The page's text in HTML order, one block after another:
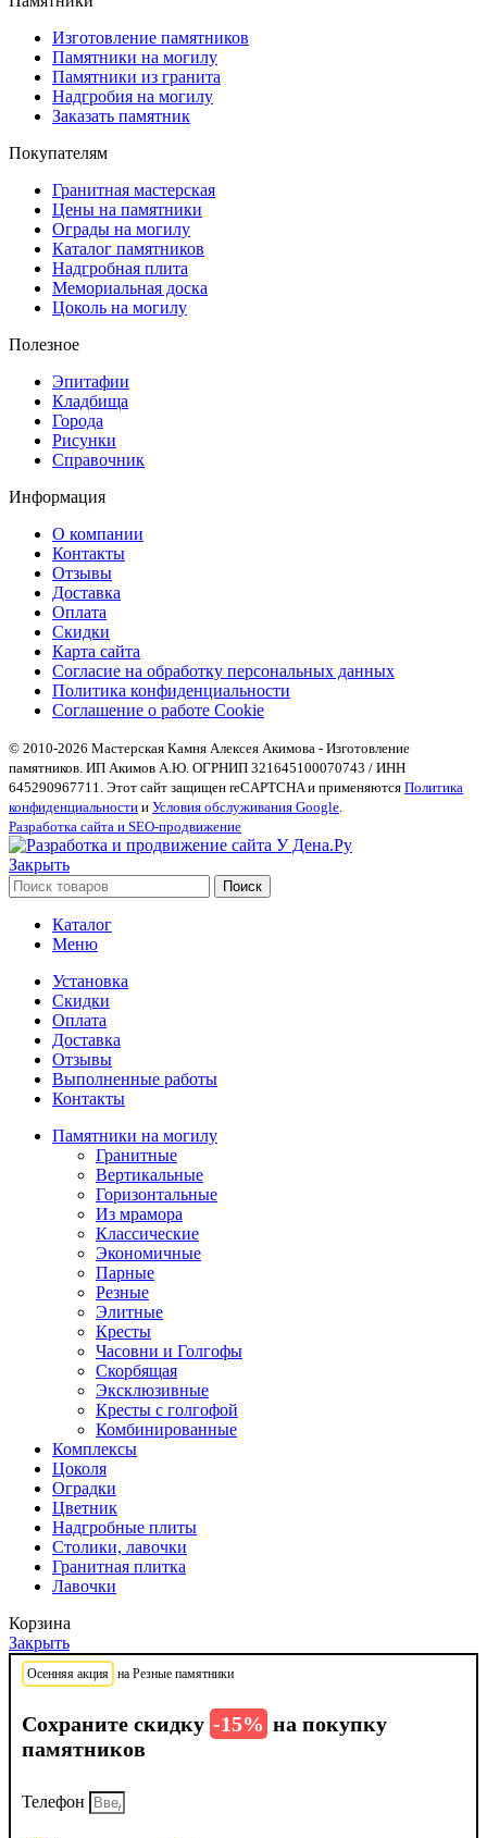
Изготовление памятников
Памятники на могилу
Памятники из гранита
Надгробия на могилу
Заказать памятник
Покупателям
Гранитная мастерская
Цены на памятники
Ограды на могилу
Каталог памятников
Надгробная плита
Мемориальная доска
Цоколь на могилу
Полезное
Эпитафии
Кладбища
Города
Рисунки
Справочник
Информация
О компании
Контакты
Отзывы
Доставка
Оплата
Скидки
Карта сайта
Согласие на обработку персональных данных
Политика конфиденциальности
Соглашение о работе Cookie
© 2010-2026 Мастерская Камня Алексея Акимова - Изготовление
памятников. ИП Акимов А.Ю. ОГРНИП 321645100070743 / ИНН
645290967711. Этот сайт защищен reCAPTCHA и применяются Политика
конфиденциальности и Условия обслуживания Google.
Разработка сайта и SEO-продвижение
Закрыть
Поиск
Каталог
Меню
Установка
Скидки
Оплата
Доставка
Отзывы
Выполненные работы
Контакты
Памятники на могилу
Гранитные
Вертикальные
Горизонтальные
Из мрамора
Классические
Экономичные
Парные
Резные
Элитные
Кресты
Часовни и Голгофы
Скорбящая
Эксклюзивные
Кресты с голгофой
Комбинированные
Комплексы
Цоколя
Оградки
Цветник
Надгробные плиты
Столики, лавочки
Гранитная плитка
Лавочки
Корзина
Закрыть
Осенняя акция на Резные памятники
Сохраните скидку -15% на покупку
памятников
Телефон